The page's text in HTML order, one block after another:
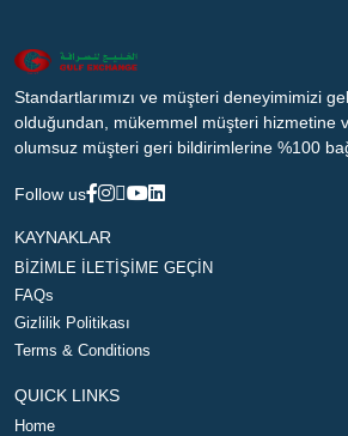
Standartlarımızı ve müşteri deneyimimizi
olduğundan, mükemmel müşteri hizmetine
olumsuz müşteri geri bildirimlerine %100
Follow us
KAYNAKLAR
BİZİMLE İLETİŞİME GEÇİN
FAQs
Gizlilik Politikası
Terms & Conditions
QUICK LINKS
Home